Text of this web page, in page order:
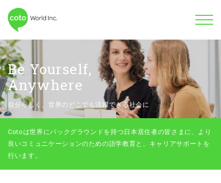
Be Yourself,
Anywhere
自分らしく、世界のどこでも活躍できる社会に
Cotoは世界にバックグラウンドを持つ日本居住者の皆さまに、より
良いコミュニケーションのための語学教育と、キャリアサポートを
行います。